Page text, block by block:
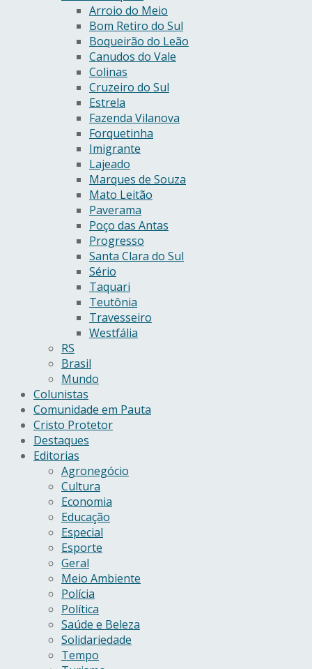
Arroio do Meio
Bom Retiro do Sul
Boqueirão do Leão
Canudos do Vale
Colinas
Cruzeiro do Sul
Estrela
Fazenda Vilanova
Forquetinha
Imigrante
Lajeado
Marques de Souza
Mato Leitão
Paverama
Poço das Antas
Progresso
Santa Clara do Sul
Sério
Taquari
Teutônia
Travesseiro
Westfália
RS
Brasil
Mundo
Colunistas
Comunidade em Pauta
Cristo Protetor
Destaques
Editorias
Agronegócio
Cultura
Economia
Educação
Especial
Esporte
Geral
Meio Ambiente
Polícia
Política
Saúde e Beleza
Solidariedade
Tempo